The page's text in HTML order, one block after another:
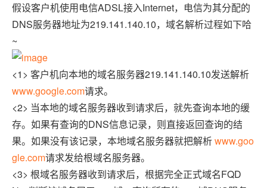
假设客户机使用电信ADSL接入Internet，电信为其分配的
DNS服务器地址为219.141.140.10，域名解析过程如下哈
~
<1> 客户机向本地的域名服务器219.141.140.10发送解析
www.google.com请求。
<2> 当本地的域名服务器收到请求后，就先查询本地的缓
存。如果有查询的DNS信息记录，则直接返回查询的结
果。如果没有该记录，本地域名服务器就把解析www.goo
gle.com请求发给根域名服务器。
<3> 根域名服务器收到请求后，根据完全正式域名FQD